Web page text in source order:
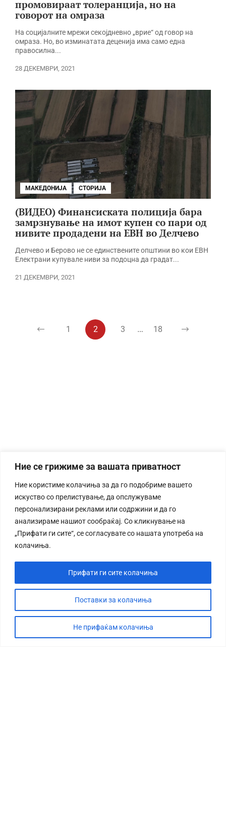
Ние се грижиме за вашата приватност
Ние користиме колачиња за да го подобриме вашето
искуство со прелистување, да опслужуваме
персонализирани реклами или содржини и да го
анализираме нашиот сообраќај. Со кликнување на
„Прифати ги сите“, се согласувате со нашата употреба на
колачиња.
Поставки за колачиња
Не прифаќам колачиња
Прифати ги сите колачиња
промовираат толеранција, но на
говорот на омраза
На социјалните мрежи секојдневно „врие“ од говор на
омраза. Но, во изминатата деценија има само една
правосилна...
28 ДЕКЕМВРИ, 2021
МАКЕДОНИЈА СТОРИЈА
(ВИДЕО) Финансиската полиција бара
замрзнување на имот купен со пари од
нивите продадени на ЕВН во Делчево
Делчево и Берово не се единствените општини во кои ЕВН
Електрани купувале ниви за подоцна да градат...
21 ДЕКЕМВРИ, 2021
1 2 3 … 18
СТОРИЈА